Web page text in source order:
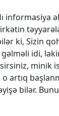
informasiya
ki, Sizin
idi,
minik
artıq
bilər.